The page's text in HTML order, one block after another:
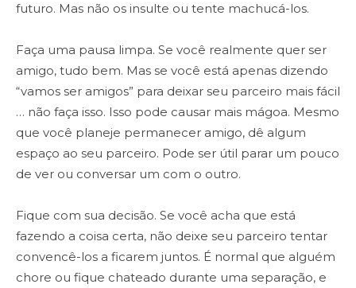
futuro. Mas não os insulte ou tente machucá-los.
Faça uma pausa limpa. Se você realmente quer ser
amigo, tudo bem. Mas se você está apenas dizendo
“vamos ser amigos” para deixar seu parceiro mais fácil
… não faça isso. Isso pode causar mais mágoa. Mesmo
que você planeje permanecer amigo, dê algum
espaço ao seu parceiro. Pode ser útil parar um pouco
de ver ou conversar um com o outro.
Fique com sua decisão. Se você acha que está
fazendo a coisa certa, não deixe seu parceiro tentar
convencê-los a ficarem juntos. É normal que alguém
chore ou fique chateado durante uma separação, e